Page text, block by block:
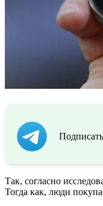
Так, согласно
Тогда как, люди